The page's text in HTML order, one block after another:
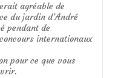
agréable de
du jardin d’André
pendant de
internationaux
pour ce que vous